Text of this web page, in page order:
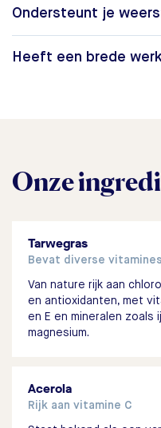
Ondersteunt je
Heeft een brede
Onze
Tarwegras
Bevat diverse vitamines
Van nature rijk aan
en antioxidanten, met
en E en mineralen zoals
magnesium.
Acerola
Rijk aan vitamine C